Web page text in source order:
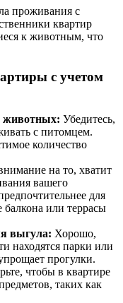
проживания с
квартир
к животным, что
с учетом
животных: Убедитесь,
с питомцем.
количество
на то, хватит
вашего
для
балкона или террасы
выгула: Хорошо,
находятся парки или
прогулки.
чтобы в квартире
таких как